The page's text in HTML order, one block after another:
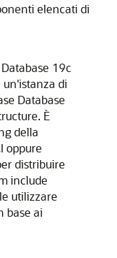
elencati di
19c
un'istanza di
Database
. È
della
oppure
distribuire
include
utilizzare
base ai